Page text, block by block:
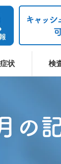
状 検
の